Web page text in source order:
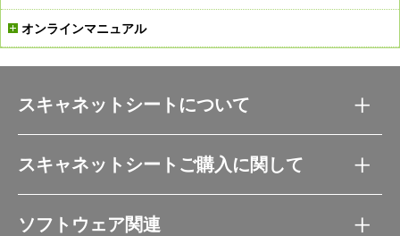
オンラインマニュアル
スキャネットシートについて
スキャネットシートご購入に関して
ソフトウェア関連